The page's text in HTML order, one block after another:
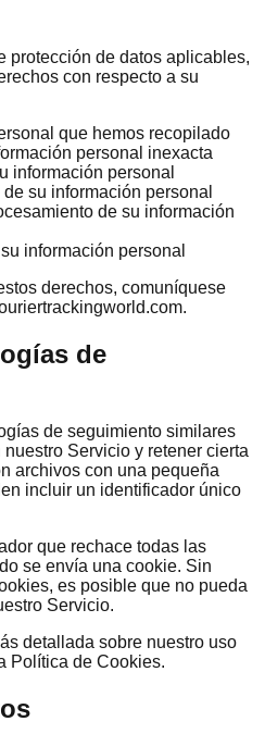
protección de datos aplicables,
con respecto a su
que hemos recopilado
personal inexacta
información personal
su información personal
de su información
información personal
derechos, comuníquese
de
de seguimiento similares
Servicio y retener cierta
archivos con una pequeña
incluir un identificador único
que rechace todas las
se envía una cookie. Sin
es posible que no pueda
Servicio.
detallada sobre nuestro uso
Política de Cookies.